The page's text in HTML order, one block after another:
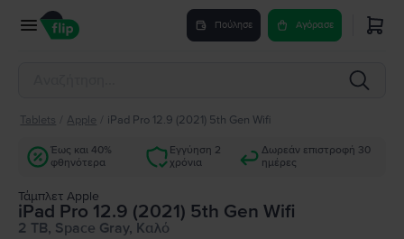
Πούλησε Αγόρασε
Tablets Apple iPad Pro 12.9 (2021) 5th Gen Wifi
Έως και 40%
φθηνότερα
Εγγύηση 2
χρόνια
Δωρεάν επιστροφή 30
ημέρες
Τάμπλετ Apple
iPad Pro 12.9 (2021) 5th Gen Wifi
2 TB, Space Gray, Καλό